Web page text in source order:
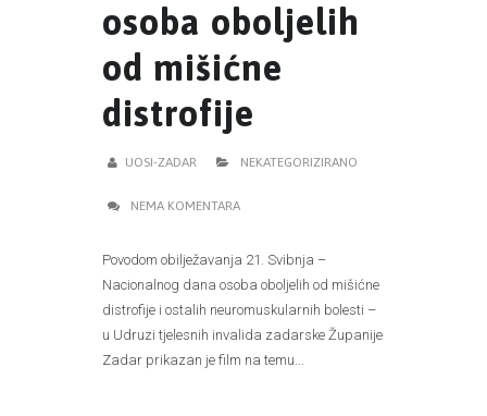
osoba oboljelih
od mišićne
distrofije
UOSI-ZADAR NEKATEGORIZIRANO
NEMA KOMENTARA
Povodom obilježavanja 21. Svibnja –
Nacionalnog dana osoba oboljelih od mišićne
distrofije i ostalih neuromuskularnih bolesti –
u Udruzi tjelesnih invalida zadarske Županije
Zadar prikazan je film na temu...